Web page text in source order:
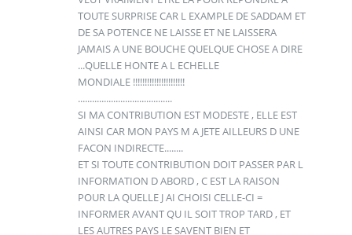
TOUTE SURPRISE CAR L EXAMPLE DE SADDAM ET
DE SA POTENCE NE LAISSE ET NE LAISSERA
JAMAIS A UNE BOUCHE QUELQUE CHOSE A DIRE
...QUELLE HONTE A L ECHELLE
MONDIALE !!!!!!!!!!!!!!!!!!!!!!
........................................
SI MA CONTRIBUTION EST MODESTE , ELLE EST
AINSI CAR MON PAYS M A JETE AILLEURS D UNE
FACON INDIRECTE........
ET SI TOUTE CONTRIBUTION DOIT PASSER PAR L
INFORMATION D ABORD , C EST LA RAISON
POUR LA QUELLE J AI CHOISI CELLE-CI =
INFORMER AVANT QU IL SOIT TROP TARD , ET
LES AUTRES PAYS LE SAVENT BIEN ET